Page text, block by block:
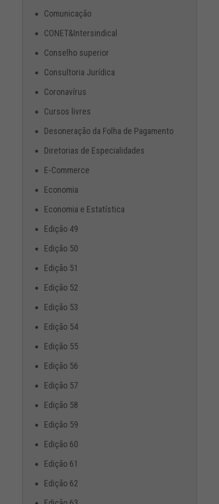
Comunicação
CONET&Intersindical
Conselho superior
Consultoria Jurídica
Coronavírus
Cursos livres
Desoneração da Folha de Pagamento
Diretorias de Especialidades
E-Commerce
Economia
Economia e Estatística
Edição 49
Edição 50
Edição 51
Edição 52
Edição 53
Edição 54
Edição 55
Edição 56
Edição 57
Edição 58
Edição 59
Edição 60
Edição 61
Edição 62